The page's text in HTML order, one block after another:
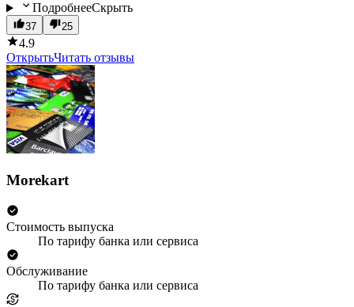
ПодробнееСкрыть
37 25
4.9
ОткрытьЧитать отзывы
Morekart
Стоимость выпуска
По тарифу банка или сервиса
Обслуживание
По тарифу банка или сервиса